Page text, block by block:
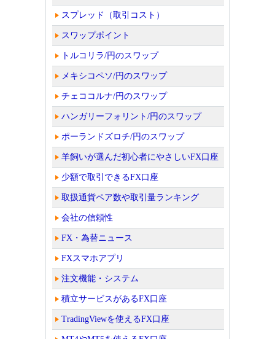
スプレッド（取引コスト）
スワップポイント
トルコリラ/円のスワップ
メキシコペソ/円のスワップ
チェココルナ/円のスワップ
ハンガリーフォリント/円のスワップ
ポーランドズロチ/円のスワップ
羊飼いが選んだ初心者にやさしいFX口座
少額で取引できるFX口座
取扱通貨ペア数や取引量ランキング
会社の信頼性
FX・為替ニュース
FXスマホアプリ
注文機能・システム
積立サービスがあるFX口座
TradingViewを使えるFX口座